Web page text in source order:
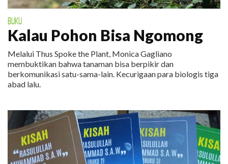
BUKU
Kalau Pohon Bisa Ngomong
Melalui Thus Spoke the Plant, Monica Gagliano
membuktikan bahwa tanaman bisa berpikir dan
berkomunikasi satu-sama-lain. Kecurigaan para biologis tiga
abad lalu.